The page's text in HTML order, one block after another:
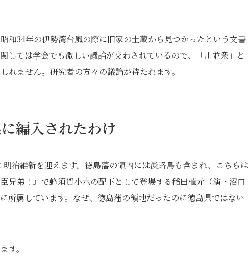
和34年の伊勢湾台風の際に旧家の土蔵から見つかったという文書
しては学会でも激しい議論が交わされているので、「川並衆」と
ません。研究者の方々の議論が待たれます。
編入されたわけ
治維新を迎えます。徳島藩の領内には淡路島も含まれ、こちらは
兄弟！』で蜂須賀小六の配下として登場する稲田植元（演・沼口
所属しています。なぜ、徳島藩の領地だったのに徳島県ではない
す。